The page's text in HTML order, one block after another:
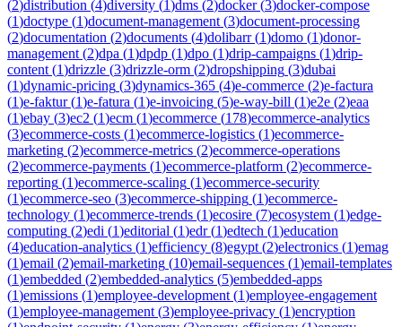
(2)distribution (4)diversity (1)dms (2)docker(3)docker-compose
(1)doctype (1)document-management (3)document-processing
(2)documentation (2)documents (4)dolibarr(1)domo (1)donor-
management (2)dpa (1)dpdp (1)dpo (1)drip-campaigns (1)drip-
content (1)drizzle (3)drizzle-orm (2)dropshipping (3)dubai
(1)dynamic-pricing (3)dynamics-365 (4)e-commerce (2)e-factura
(1)e-faktur(1)e-fatura (1)e-invoicing (5)e-way-bill (1)e2e (2)eaa
(1)ebay (3)ec2 (1)ecm (1)ecommerce (178)ecommerce-analytics
(3)ecommerce-costs (1)ecommerce-logistics (1)ecommerce-
marketing (2)ecommerce-metrics (2)ecommerce-operations
(2)ecommerce-payments (1)ecommerce-platform (2)ecommerce-
reporting (1)ecommerce-scaling (1)ecommerce-security
(1)ecommerce-seo (3)ecommerce-shipping (1)ecommerce-
technology (1)ecommerce-trends (1)ecosire (7)ecosystem (1)edge-
computing (2)edi (1)editorial (1)edr(1)edtech (1)education
(4)education-analytics (1)efficiency (8)egypt (2)electronics (1)emag
(1)email (2)email-marketing (10)email-sequences (1)email-templates
(1)embedded (2)embedded-analytics (5)embedded-apps
(1)emissions (1)employee-development (1)employee-engagement
(1)employee-management (3)employee-privacy (1)encryption